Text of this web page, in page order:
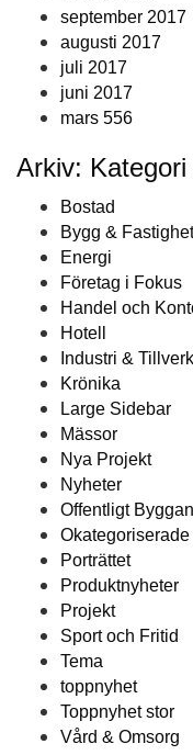
september 2017
augusti 2017
juli 2017
juni 2017
mars 556
Arkiv: Kategori
Bostad
Bygg & Fastighet
Energi
Företag i Fokus
Handel och
Hotell
Industri &
Krönika
Large Sidebar
Mässor
Nya Projekt
Nyheter
Offentligt
Okategoriserade
Porträttet
Produktnyheter
Projekt
Sport och Fritid
Tema
toppnyhet
Toppnyhet stor
Vård & Omsorg